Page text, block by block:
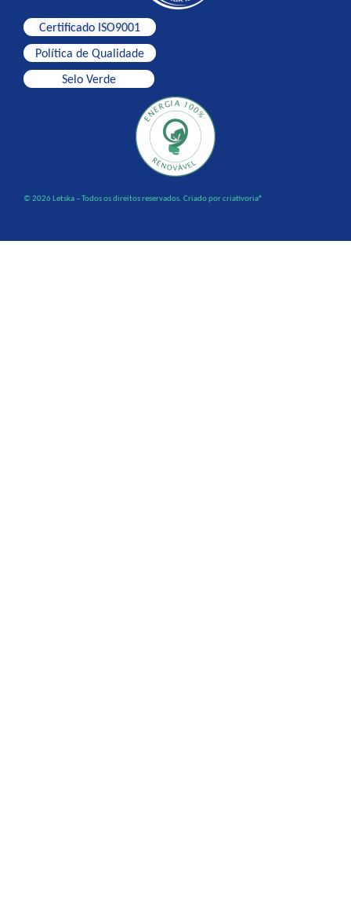
Certificado ISO9001
Política de Qualidade
Selo Verde
© 2026 Letska – Todos os direitos reservados. Criado por criativoria®